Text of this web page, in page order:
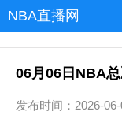
NBA直播网
06月06日NBA
发布时间：2026-